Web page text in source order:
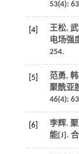
53(4):
[4] 王松,
电场强
254.
[5] 范勇,
聚酰亚
46(4):
[6]
李辉.
能[J].